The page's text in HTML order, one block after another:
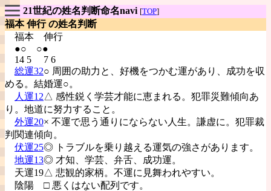
21世紀の姓名判断命名navi [TOP]
福本 伸行 の姓名判断
福本 伸行
●○ ○●
14 5 7 6
総運32○ 周囲の助力と、好機をつかむ運があり、成功を収
める。結婚運○。
人運12△ 感性鋭く学芸才能に恵まれる。犯罪災難傾向あ
り。地道に努力すること。
外運20× 不運で思う通りにならない人生。謙虚に。犯罪裁
判関連傾向。
伏運25◎ トラブルを乗り越える運気の強さがあります。
地運13◎ 才知、学芸、弁舌、成功運。
天運19△ 悲観的家柄。不運に見舞われやすい。
陰陽 □ 悪くはない配列です。